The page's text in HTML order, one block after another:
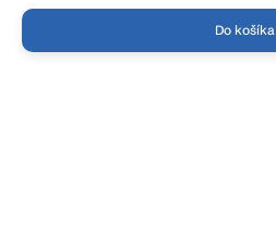
Do košíka